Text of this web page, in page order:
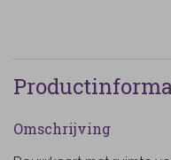
Omschrijving